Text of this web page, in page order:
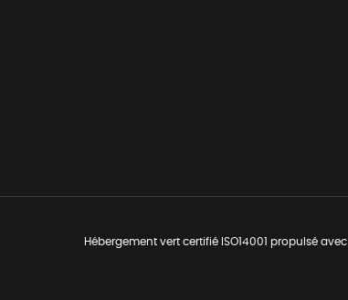
Hébergement vert certifié ISO14001 propulsé avec